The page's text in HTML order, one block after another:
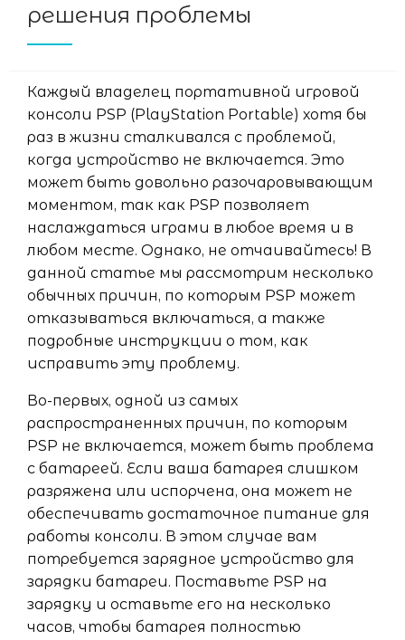
решения проблемы
Каждый владелец портативной игровой
консоли PSP (PlayStation Portable) хотя бы
раз в жизни сталкивался с проблемой,
когда устройство не включается. Это
может быть довольно разочаровывающим
моментом, так как PSP позволяет
наслаждаться играми в любое время и в
любом месте. Однако, не отчаивайтесь! В
данной статье мы рассмотрим несколько
обычных причин, по которым PSP может
отказываться включаться, а также
подробные инструкции о том, как
исправить эту проблему.
Во-первых, одной из самых
распространенных причин, по которым
PSP не включается, может быть проблема
с батареей. Если ваша батарея слишком
разряжена или испорчена, она может не
обеспечивать достаточное питание для
работы консоли. В этом случае вам
потребуется зарядное устройство для
зарядки батареи. Поставьте PSP на
зарядку и оставьте его на несколько
часов, чтобы батарея полностью